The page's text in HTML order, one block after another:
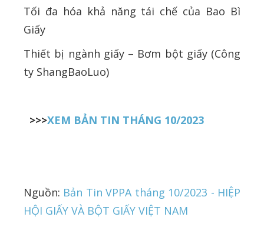
Tối đa hóa khả năng tái chế của Bao Bì
Giấy
Thiết bị ngành giấy – Bơm bột giấy (Công
ty ShangBaoLuo)
>>>XEM BẢN TIN THÁNG 10/2023
Nguồn: Bản Tin VPPA tháng 10/2023 - HIỆP
HỘI GIẤY VÀ BỘT GIẤY VIỆT NAM